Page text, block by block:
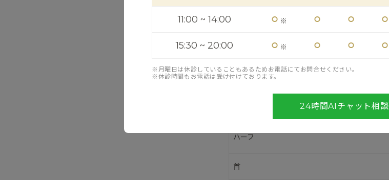
クリスタルピーリング
ハーフ
首
11:00 ~ 14:00 ⚪︎ ※ ⚪︎ ⚪︎ ⚪︎
15:30 ~ 20:00 ⚪︎ ※ ⚪︎ ⚪︎ ⚪︎
※月曜日は休診していることもあるためお電話にてお問合せください。
※休診時間もお電話は受け付けております。
24時間AIチャット相談